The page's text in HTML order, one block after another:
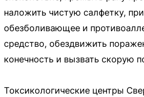
наложить чистую салфетку,
обезболивающее и
средство, обездвижить
конечность и вызвать скорую
Токсикологические центры